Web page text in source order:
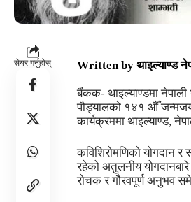
सेयर गर्नुहोस् Written by थाइल्याण्ड
बैंकक- थाइल्याण्डमा नेपाली
पौड्यालको १४१ औँ
कार्यक्रममा थाइल्याण्ड,
कविशिरोमणिको योगदान र
रहेको अतुलनीय योगदानबारे
रोचक र गौरवपूर्ण अनुभव